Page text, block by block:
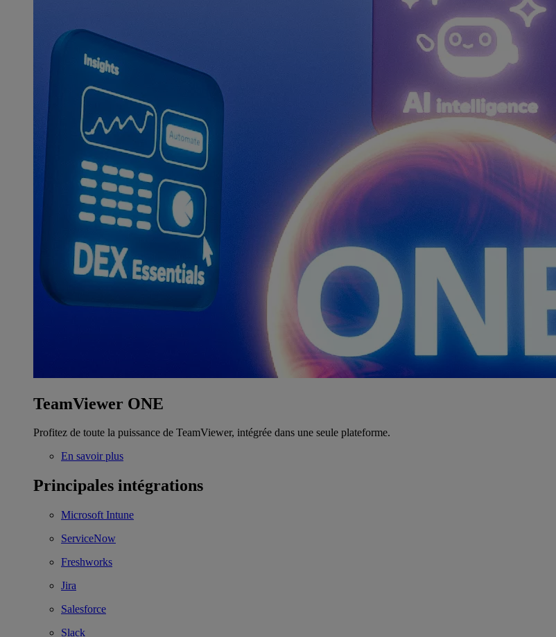
TeamViewer ONE
Profitez de toute la puissance de TeamViewer, intégrée dans une seule plateforme.
En savoir plus
Principales intégrations
Microsoft Intune
ServiceNow
Freshworks
Jira
Salesforce
Slack